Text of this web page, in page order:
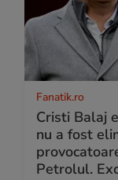
Fanatik.ro
Cristi Balaj
nu a fost
Petrolul.